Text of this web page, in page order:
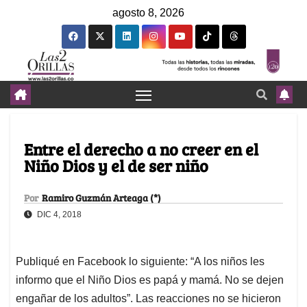
agosto 8, 2026
Entre el derecho a no creer en el
Niño Dios y el de ser niño
Por Ramiro Guzmán Arteaga (*)
DIC 4, 2018
Publiqué en Facebook lo siguiente: “A los niños les
informo que el Niño Dios es papá y mamá. No se dejen
engañar de los adultos”. Las reacciones no se hicieron